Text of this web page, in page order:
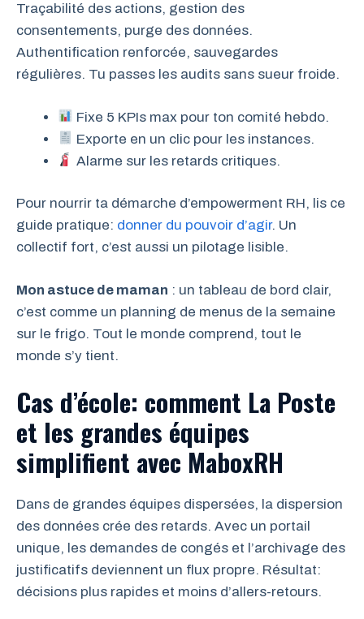
Traçabilité des actions, gestion des
consentements, purge des données.
Authentification renforcée, sauvegardes
régulières. Tu passes les audits sans sueur froide.
Fixe 5 KPIs max pour ton comité hebdo.
Exporte en un clic pour les instances.
Alarme sur les retards critiques.
Pour nourrir ta démarche d’empowerment RH, lis ce
guide pratique: donner du pouvoir d’agir. Un
collectif fort, c’est aussi un pilotage lisible.
Mon astuce de maman : un tableau de bord clair,
c’est comme un planning de menus de la semaine
sur le frigo. Tout le monde comprend, tout le
monde s’y tient.
Cas d’école: comment La Poste
et les grandes équipes
simplifient avec MaboxRH
Dans de grandes équipes dispersées, la dispersion
des données crée des retards. Avec un portail
unique, les demandes de congés et l’archivage des
justificatifs deviennent un flux propre. Résultat:
décisions plus rapides et moins d’allers-retours.